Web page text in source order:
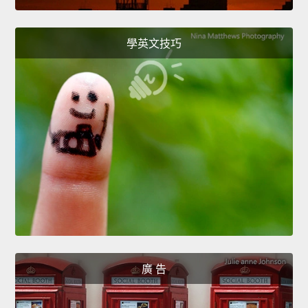
學英文技巧
廣 告